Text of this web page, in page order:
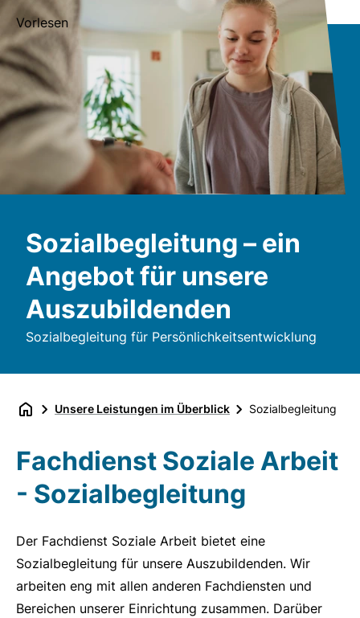
Vorlesen
Sozialbegleitung – ein
Angebot für unsere
Auszubildenden
Sozialbegleitung für Persönlichkeitsentwicklung
Unsere Leistungen im Überblick Sozialbegleitung
Fachdienst Soziale Arbeit
- Sozialbegleitung
Der Fachdienst Soziale Arbeit bietet eine
Sozialbegleitung für unsere Auszubildenden. Wir
arbeiten eng mit allen anderen Fachdiensten und
Bereichen unserer Einrichtung zusammen. Darüber